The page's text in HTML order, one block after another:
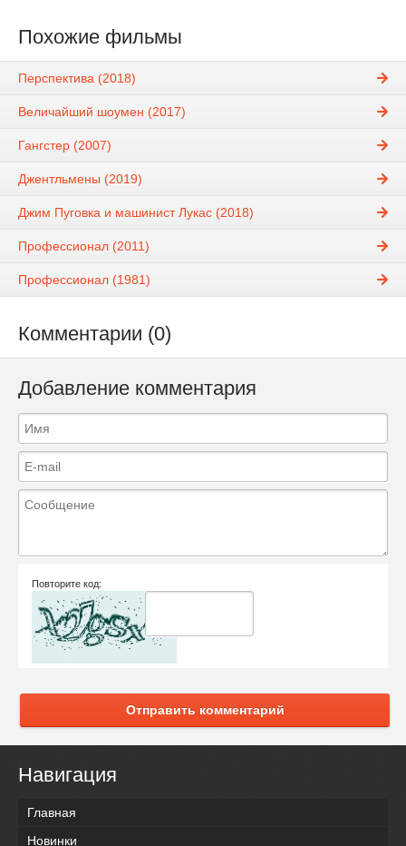
Похожие фильмы
Перспектива (2018)
Величайший шоумен (2017)
Гангстер (2007)
Джентльмены (2019)
Джим Пуговка и машинист Лукас (2018)
Профессионал (2011)
Профессионал (1981)
Комментарии (0)
Добавление комментария
Повторите код:
Отправить комментарий
Навигация
Главная
Новинки